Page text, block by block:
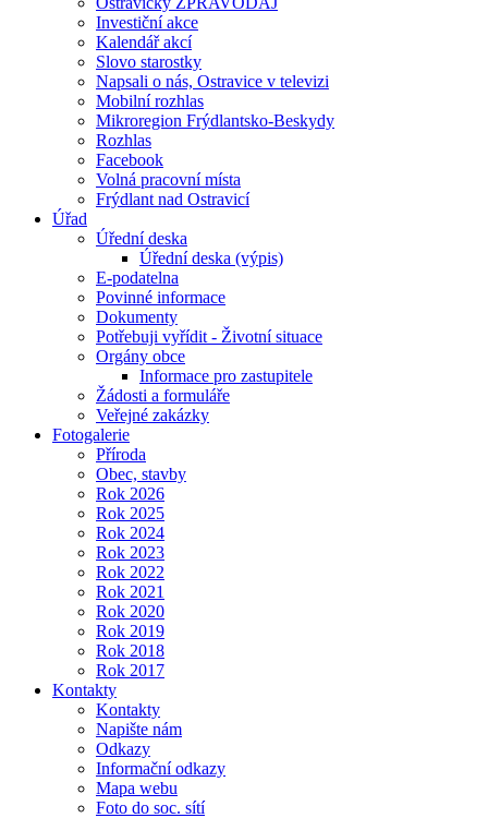
Investiční akce
Kalendář akcí
Slovo starostky
Napsali o nás, Ostravice v televizi
Mobilní rozhlas
Mikroregion Frýdlantsko-Beskydy
Rozhlas
Facebook
Volná pracovní místa
Frýdlant nad Ostravicí
Úřad
Úřední deska
Úřední deska (výpis)
E-podatelna
Povinné informace
Dokumenty
Potřebuji vyřídit - Životní situace
Orgány obce
Informace pro zastupitele
Žádosti a formuláře
Veřejné zakázky
Fotogalerie
Příroda
Obec, stavby
Rok 2026
Rok 2025
Rok 2024
Rok 2023
Rok 2022
Rok 2021
Rok 2020
Rok 2019
Rok 2018
Rok 2017
Kontakty
Kontakty
Napište nám
Odkazy
Informační odkazy
Mapa webu
Foto do soc. sítí